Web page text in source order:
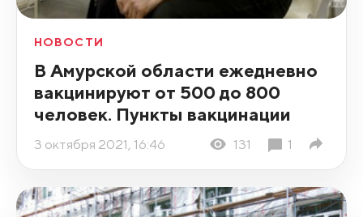
НОВОСТИ
В Амурской области ежедневно
вакцинируют от 500 до 800
человек. Пункты вакцинации
3 октября 2021, 16:46 131 1